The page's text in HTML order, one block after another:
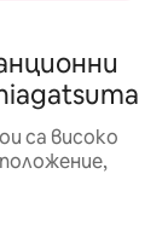
са високо